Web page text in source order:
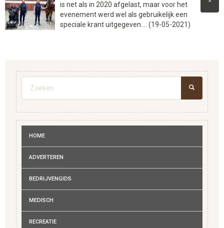
is net als in 2020 afgelast, maar voor het
evenement werd wel als gebruikelijk een
speciale krant uitgegeven.... (19-05-2021)
Zoekveld
HOME
ADVERTEREN
BEDRIJVENGIDS
MEDISCH
RECREATIE